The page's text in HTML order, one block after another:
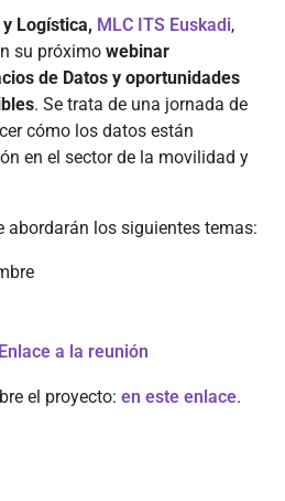
Logística, MLC ITS Euskadi,
su próximo webinar
de Datos y oportunidades
. Se trata de una jornada de
cómo los datos están
en el sector de la movilidad y
abordarán los siguientes temas:
Enlace a la reunión
el proyecto:en este enlace.